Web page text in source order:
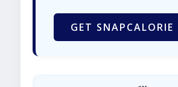
GET SNAPCALORIE